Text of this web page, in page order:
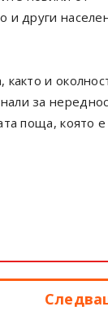
и други
и
за
поща, която е